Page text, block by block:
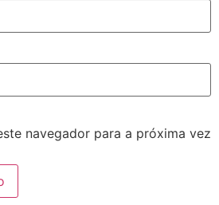
navegador para a próxima vez